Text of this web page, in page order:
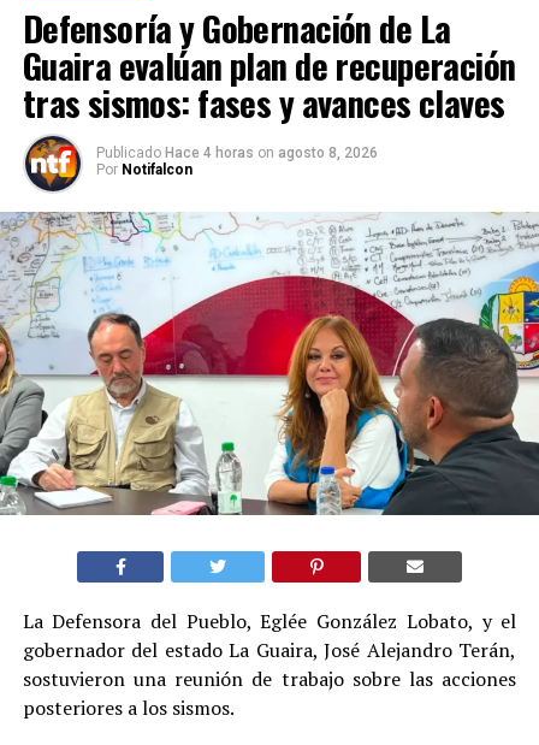
Defensoría y Gobernación de La
Guaira evalúan plan de recuperación
tras sismos: fases y avances claves
Publicado Hace 4 horas on agosto 8, 2026
Por Notifalcon
La Defensora del Pueblo, Eglée González Lobato, y el
gobernador del estado La Guaira, José Alejandro Terán,
sostuvieron una reunión de trabajo sobre las acciones
posteriores a los sismos.